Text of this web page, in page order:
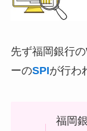
先ず福岡銀行
ーのSPIが行わ
福岡